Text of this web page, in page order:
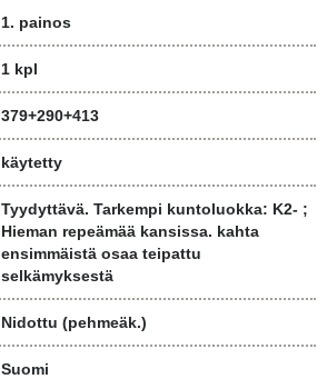
1. painos
1 kpl
379+290+413
käytetty
Tyydyttävä. Tarkempi kuntoluokka: K2- ;
Hieman repeämää kansissa. kahta
ensimmäistä osaa teipattu
selkämyksestä
Nidottu (pehmeäk.)
Suomi